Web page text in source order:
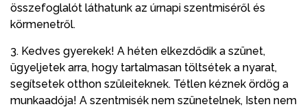
összefoglalót láthatunk az úrnapi szentmiséről és
körmenetről.
3. Kedves gyerekek! A héten elkezdődik a szünet,
ügyeljetek arra, hogy tartalmasan töltsétek a nyarat,
segítsetek otthon szüleiteknek. Tétlen kéznek ördög a
munkaadója! A szentmisék nem szünetelnek, Isten nem